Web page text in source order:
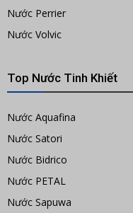
Nước Perrier
Nước Volvic
Top Nước Tinh Khiết
Nước Aquafina
Nước Satori
Nước Bidrico
Nước PETAL
Nước Sapuwa